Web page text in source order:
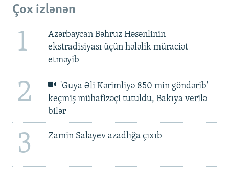
Çox izlənən
1
Azərbaycan Bəhruz Həsənlinin
ekstradisiyası üçün hələlik müraciət
etməyib
2
'Guya Əli Kərimliyə 850 min göndərib' –
keçmiş mühafizəçi tutuldu, Bakıya verilə
bilər
3 Zamin Salayev azadlığa çıxıb